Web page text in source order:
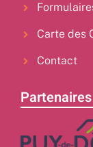
Carte des
Contact
Partenaires